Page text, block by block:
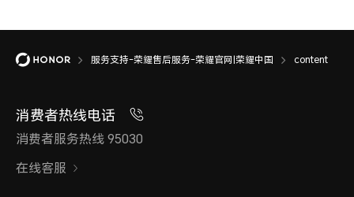
服务支持-荣耀售后服务-荣耀官网|荣耀中国 content
消费者热线电话
消费者服务热线 95030
在线客服